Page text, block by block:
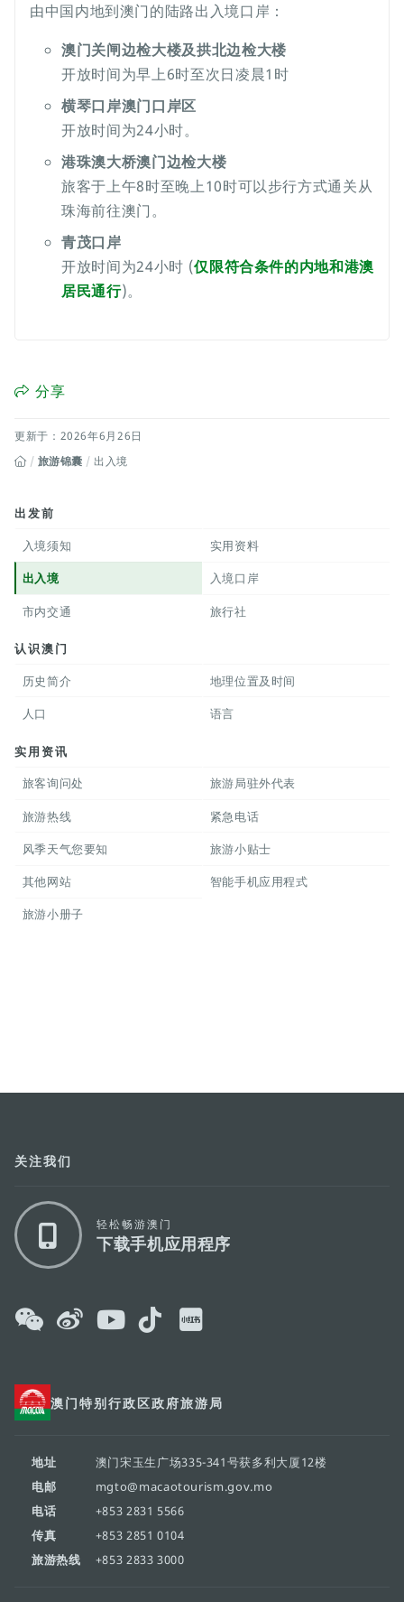
由中国内地到澳门的陆路出入境口岸：
澳门关闸边检大楼及拱北边检大楼
开放时间为早上6时至次日凌晨1时
横琴口岸澳门口岸区
开放时间为24小时。
港珠澳大桥澳门边检大楼
旅客于上午8时至晚上10时可以步行方式通关从
珠海前往澳门。
青茂口岸
开放时间为24小时 (仅限符合条件的内地和港澳
居民通行)。
分享
更新于：2026年6月26日
旅游锦囊
出入境
出发前
入境须知
实用资料
出入境 入境口岸
市内交通 旅行社
认识澳门
历史简介
地理位置及时间
人口 语言
实用资讯
旅客询问处
旅游局驻外代表
旅游热线 紧急电话
风季天气您要知 旅游小贴士
其他网站 智能手机应用程式
旅游小册子
澳门特别行政区政府旅游局
地址
澳门宋玉生广场335-341号获多利大厦12楼
电邮
mgto@macaotourism.gov.mo
电话
+853 2831 5566
传真
+853 2851 0104
旅游热线
+853 2833 3000
关注我们
轻松畅游澳门
下载手机应用程序